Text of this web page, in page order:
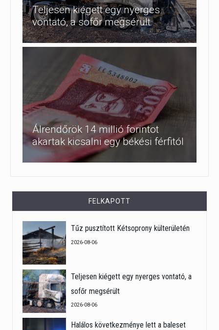
Teljesen kiégett egy nyerges
vontató, a sofőr megsérült
Álrendőrök 14 millió forintot
akartak kicsalni egy békési férfitól
FELKAPOTT
Tűz pusztított Kétsoprony külterületén
2026-08-06
Teljesen kiégett egy nyerges vontató, a
sofőr megsérült
2026-08-06
Halálos következménye lett a baleset